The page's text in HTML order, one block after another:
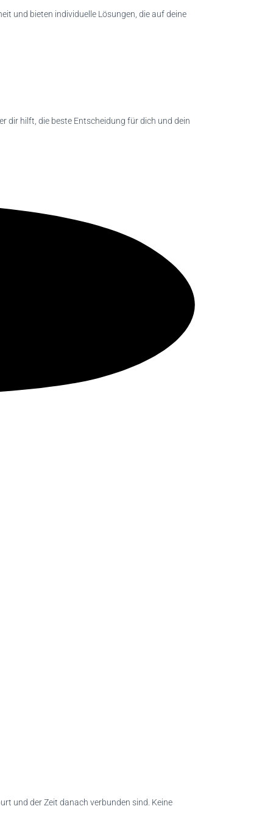
und bieten individuelle Lösungen, die auf deine
dir hilft, die beste Entscheidung für dich und dein
und der Zeit danach verbunden sind. Keine